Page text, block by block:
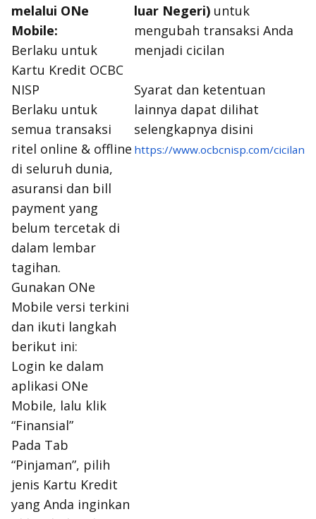
melalui ONe
Mobile:
Berlaku untuk
Kartu Kredit OCBC
NISP
Berlaku untuk
semua transaksi
ritel online & offline
di seluruh dunia,
asuransi dan bill
payment yang
belum tercetak di
dalam lembar
tagihan.
Gunakan ONe
Mobile versi terkini
dan ikuti langkah
berikut ini:
Login ke dalam
aplikasi ONe
Mobile, lalu klik
“Finansial”
Pada Tab
“Pinjaman”, pilih
jenis Kartu Kredit
yang Anda inginkan
luar Negeri) untuk
mengubah transaksi Anda
menjadi cicilan
Syarat dan ketentuan
lainnya dapat dilihat
selengkapnya disini
https://www.ocbcnisp.com/cicilan